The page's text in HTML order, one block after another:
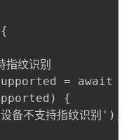
纹识别
= await
{
不支持指纹识别');